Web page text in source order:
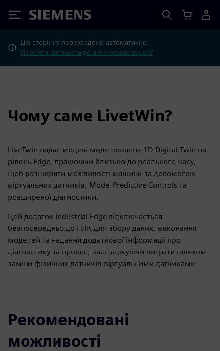
Siemens
Цю сторінку перекладено автоматично.
Перейти натомість до англійської версії?
Чому саме LivetWin?
LiveTwin надає моделі моделювання 1D Digital Twin на
рівень Edge, працюючи близько до реального часу,
щоб розширити можливості машини за допомогою
віртуальних датчиків, Model Predictive Controls та
розширеної діагностики.
Цей додаток Industrial Edge підключається
безпосередньо до ПЛК для збору даних, виконання
моделей та надання додаткової інформації про
діагностику та процес, заощаджуючи витрати шляхом
заміни фізичних датчиків віртуальними датчиками.
Рекомендовані
можливості